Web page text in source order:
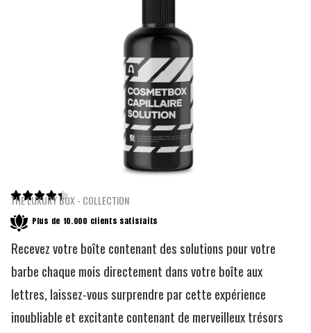

THE LUXURY BOX - COLLECTION
Plus de 10.000 clients satisfaits
Recevez votre boîte contenant des solutions pour votre
barbe chaque mois directement dans votre boîte aux
lettres, laissez-vous surprendre par cette expérience
inoubliable et excitante contenant de merveilleux trésors